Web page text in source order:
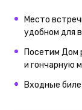
Место
удобном для
Посетим Дом
и гончарную
Входные